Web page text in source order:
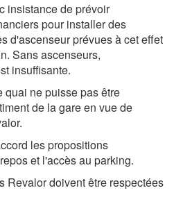
insistance de prévoir
pour installer des
d'ascenseur prévues à cet effet
Sans ascenseurs,
insuffisante.
ne puisse pas être
de la gare en vue de
les propositions
et l'accès au parking.
Revalor doivent être respectées